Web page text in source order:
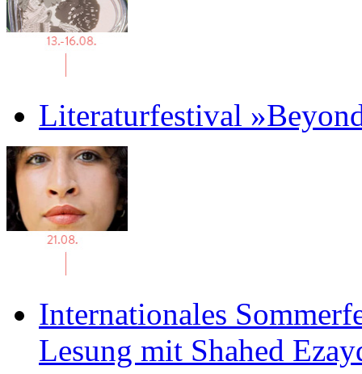
Literaturfestival
Internationales
Lesung mit Shahed